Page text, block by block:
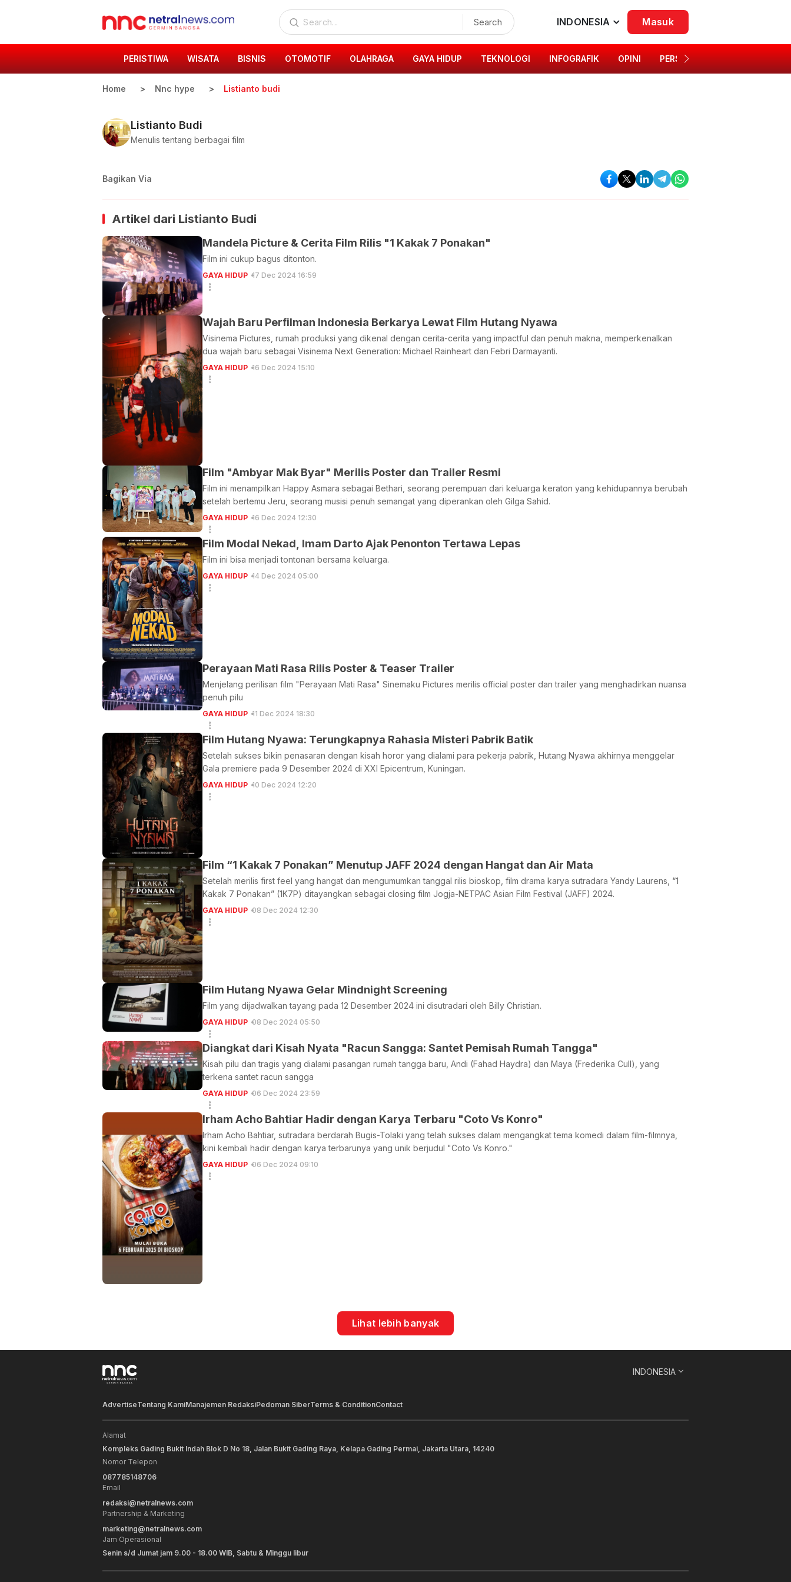
Search INDONESIA Masuk
PERISTIWA WISATA BISNIS OTOMOTIF OLAHRAGA GAYA HIDUP TEKNOLOGI INFOGRAFIK OPINI PERSONA
Home Nnc hype Listianto budi
Listianto Budi
Menulis tentang berbagai film
Bagikan Via
Artikel dari Listianto Budi
Mandela Picture & Cerita Film Rilis "1 Kakak 7 Ponakan"
Film ini cukup bagus ditonton.
GAYA HIDUP 17 Dec 2024 16:59
Wajah Baru Perfilman Indonesia Berkarya Lewat Film Hutang Nyawa
Visinema Pictures, rumah produksi yang dikenal dengan cerita-cerita yang impactful dan penuh makna, memperkenalkan
dua wajah baru sebagai Visinema Next Generation: Michael Rainheart dan Febri Darmayanti.
GAYA HIDUP 16 Dec 2024 15:10
Film "Ambyar Mak Byar" Merilis Poster dan Trailer Resmi
Film ini menampilkan Happy Asmara sebagai Bethari, seorang perempuan dari keluarga keraton yang kehidupannya berubah
setelah bertemu Jeru, seorang musisi penuh semangat yang diperankan oleh Gilga Sahid.
GAYA HIDUP 16 Dec 2024 12:30
Film Modal Nekad, Imam Darto Ajak Penonton Tertawa Lepas
Film ini bisa menjadi tontonan bersama keluarga.
GAYA HIDUP 14 Dec 2024 05:00
Perayaan Mati Rasa Rilis Poster & Teaser Trailer
Menjelang perilisan film "Perayaan Mati Rasa" Sinemaku Pictures merilis official poster dan trailer yang menghadirkan nuansa
penuh pilu
GAYA HIDUP 11 Dec 2024 18:30
Film Hutang Nyawa: Terungkapnya Rahasia Misteri Pabrik Batik
Setelah sukses bikin penasaran dengan kisah horor yang dialami para pekerja pabrik, Hutang Nyawa akhirnya menggelar
Gala premiere pada 9 Desember 2024 di XXI Epicentrum, Kuningan.
GAYA HIDUP 10 Dec 2024 12:20
Film “1 Kakak 7 Ponakan” Menutup JAFF 2024 dengan Hangat dan Air Mata
Setelah merilis first feel yang hangat dan mengumumkan tanggal rilis bioskop, film drama karya sutradara Yandy Laurens, “1
Kakak 7 Ponakan” (1K7P) ditayangkan sebagai closing film Jogja-NETPAC Asian Film Festival (JAFF) 2024.
GAYA HIDUP 08 Dec 2024 12:30
Film Hutang Nyawa Gelar Mindnight Screening
Film yang dijadwalkan tayang pada 12 Desember 2024 ini disutradari oleh Billy Christian.
GAYA HIDUP 08 Dec 2024 05:50
Diangkat dari Kisah Nyata "Racun Sangga: Santet Pemisah Rumah Tangga"
Kisah pilu dan tragis yang dialami pasangan rumah tangga baru, Andi (Fahad Haydra) dan Maya (Frederika Cull), yang
terkena santet racun sangga
GAYA HIDUP 06 Dec 2024 23:59
Irham Acho Bahtiar Hadir dengan Karya Terbaru "Coto Vs Konro"
Irham Acho Bahtiar, sutradara berdarah Bugis-Tolaki yang telah sukses dalam mengangkat tema komedi dalam film-filmnya,
kini kembali hadir dengan karya terbarunya yang unik berjudul "Coto Vs Konro."
GAYA HIDUP 06 Dec 2024 09:10
Lihat lebih banyak
INDONESIA
AdvertiseTentang KamiManajemen RedaksiPedoman SiberTerms & ConditionContact
Alamat
Kompleks Gading Bukit Indah Blok D No 18, Jalan Bukit Gading Raya, Kelapa Gading Permai, Jakarta Utara, 14240
Nomor Telepon
087785148706
Email
redaksi@netralnews.com
Partnership & Marketing
marketing@netralnews.com
Jam Operasional
Senin s/d Jumat jam 9.00 - 18.00 WIB, Sabtu & Minggu libur